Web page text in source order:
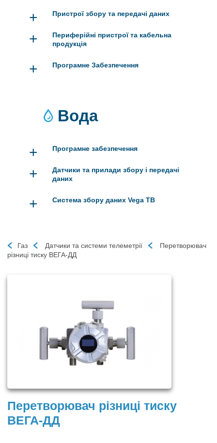
+ Пристрої збору та передачі даних
+
Периферійні пристрої та кабельна
продукція
+ Програмне Забезпечення
Вода
+ Програмне забезпечення
+
Датчики та прилади збору і передачі
даних
+ Система збору даних Vega ТВ
Газ Датчики та системи телеметрії
Перетворювач
різниці тиску ВЕГА-ДД
Перетворювач різниці тиску
ВЕГА-ДД